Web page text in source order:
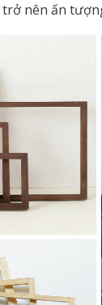
nên ấn